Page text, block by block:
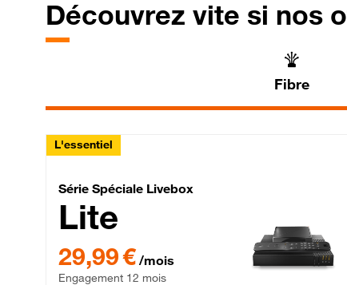
Découvrez vite si nos
Fibre
L'essentiel
Série Spéciale
Série Spéciale Livebox
Lite
29,99 € par mois , Engagement 12 mois
29,99 € /mois
Engagement 12 mois